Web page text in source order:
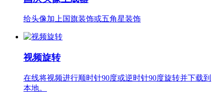
给头像加上国旗装饰或五角星装饰
视频旋转
在线将视频进行顺时针90度或逆时针90度旋转并下载到
本地。